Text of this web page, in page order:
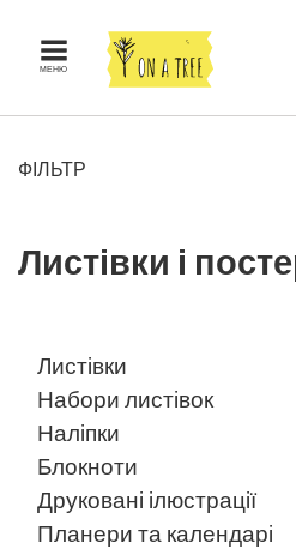
МЕНЮ
ФІЛЬТР
Листівки і
Листівки
Набори листівок
Наліпки
Блокноти
Друковані ілюстрації
Планери та календарі